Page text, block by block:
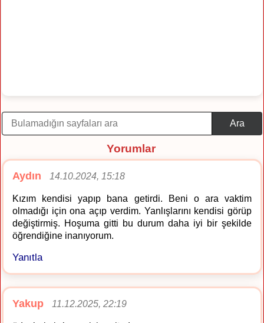
Ara
Yorumlar
Aydın 14.10.2024, 15:18
Kızım kendisi yapıp bana getirdi. Beni o ara vaktim
olmadığı için ona açıp verdim. Yanlışlarını kendisi görüp
değiştirmiş. Hoşuma gitti bu durum daha iyi bir şekilde
öğrendiğine inanıyorum.
Yanıtla
Yakup 11.12.2025, 22:19